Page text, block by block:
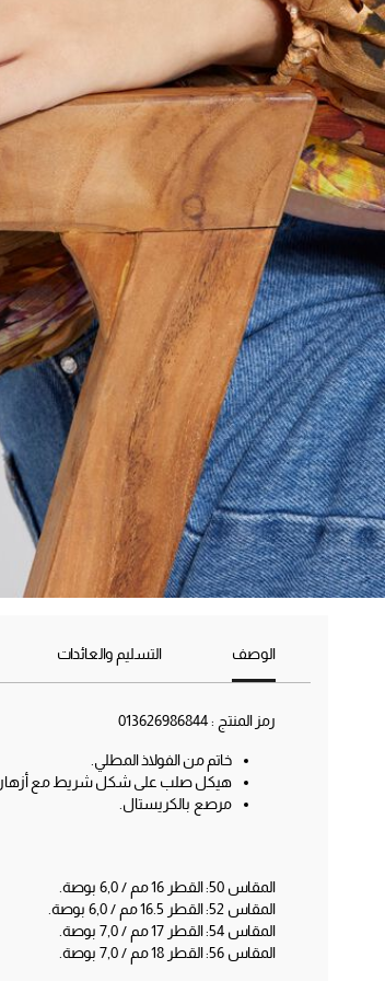
الوصف التسليم والعائدات
رمز المنتج :013626986844
خاتم من الفولاذ المطلي.
هيكل صلب على شكل شريط مع أزهار.
مرصع بالكريستال.
المقاس 50: القطر 16 مم / 0‚6 بوصة.
المقاس 52: القطر 16.5 مم / 0‚6 بوصة.
المقاس 54: القطر 17 مم / 0‚7 بوصة.
المقاس 56: القطر 18 مم / 0‚7 بوصة.